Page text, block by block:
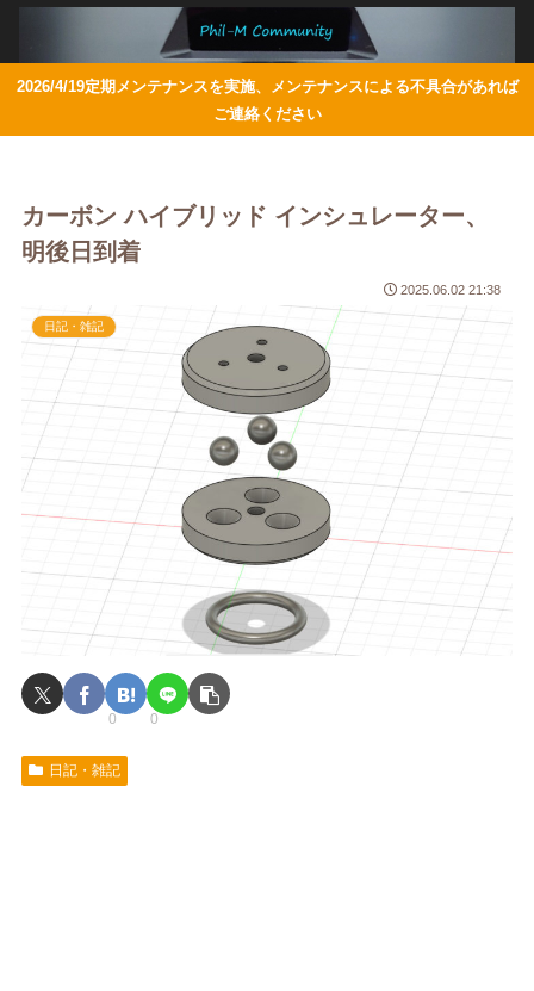
2026/4/19定期メンテナンスを実施、メンテナンスによる不具合があれば
ご連絡ください
カーボン ハイブリッド インシュレーター、
明後日到着
2025.06.02 21:38
日記・雑記
0 0
日記・雑記